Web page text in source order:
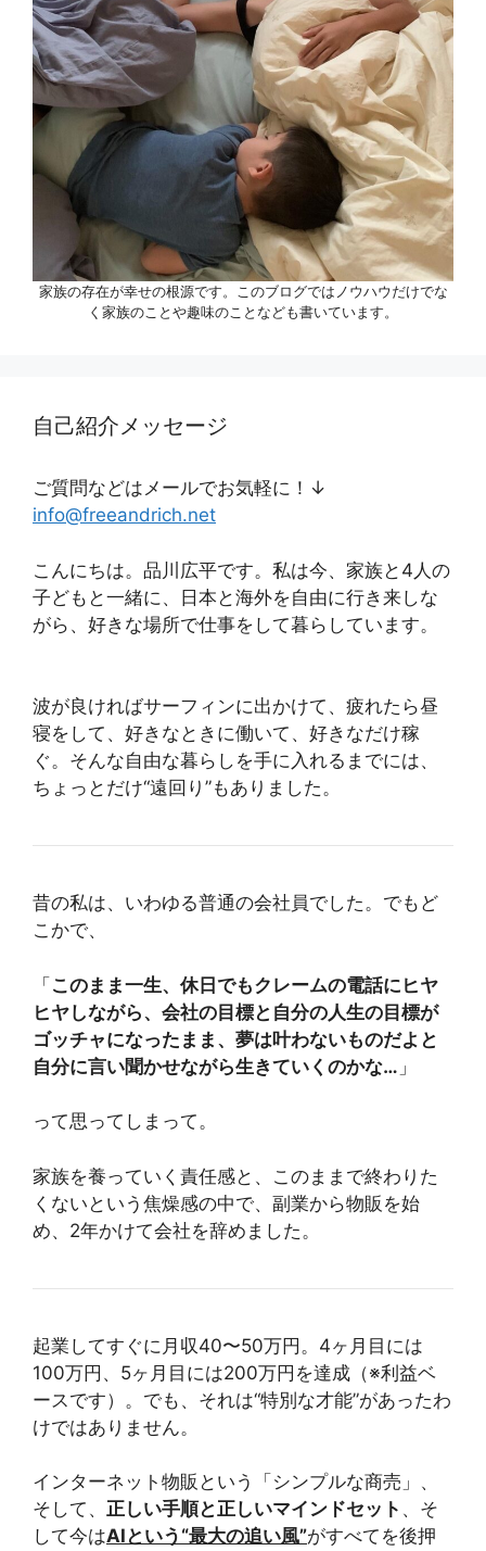
家族の存在が幸せの根源です。このブログではノウハウだけでな
く家族のことや趣味のことなども書いています。
自己紹介メッセージ
ご質問などはメールでお気軽に！↓
info@freeandrich.net
こんにちは。品川広平です。私は今、家族と4人の
子どもと一緒に、日本と海外を自由に行き来しな
がら、好きな場所で仕事をして暮らしています。
波が良ければサーフィンに出かけて、疲れたら昼
寝をして、好きなときに働いて、好きなだけ稼
ぐ。そんな自由な暮らしを手に入れるまでには、
ちょっとだけ“遠回り”もありました。
昔の私は、いわゆる普通の会社員でした。でもど
こかで、
「このまま一生、休日でもクレームの電話にヒヤ
ヒヤしながら、会社の目標と自分の人生の目標が
ゴッチャになったまま、夢は叶わないものだよと
自分に言い聞かせながら生きていくのかな… 」
って思ってしまって。
家族を養っていく責任感と、このままで終わりた
くないという焦燥感の中で、副業から物販を始
め、2年かけて会社を辞めました。
起業してすぐに月収40〜50万円。4ヶ月目には
100万円、5ヶ月目には200万円を達成（※利益ベ
ースです）。でも、それは“特別な才能”があったわ
けではありません。
インターネット物販という「シンプルな商売」、
そして、 正しい手順と正しいマインドセット 、そ
して今はAIという“最大の追い風”がすべてを後押